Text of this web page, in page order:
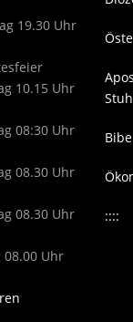
19.30 Uhr
10.15 Uhr
08:30 Uhr
08.30 Uhr
08.30 Uhr
Uhr
::::